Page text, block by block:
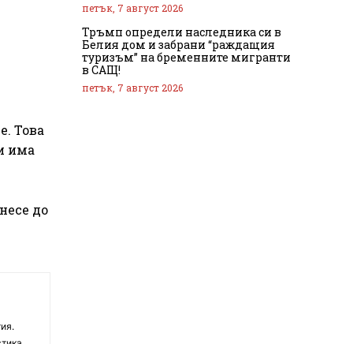
Това
има
до
петък, 7 август 2026
Тръмп определи наследника си в
Белия дом и забрани “раждащия
туризъм” на бременните мигранти
в САЩ!
петък, 7 август 2026